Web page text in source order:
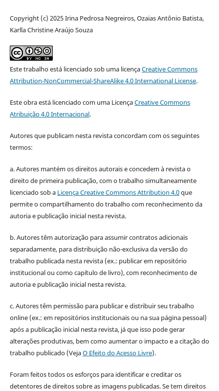
Copyright (c) 2025 Irina Pedrosa Negreiros, Ozaias Antônio Batista,
Karlla Christine Araújo Souza
Este trabalho está licenciado sob uma licençaCreative Commons
Attribution-NonCommercial-ShareAlike 4.0 International License.
Este obra está licenciado com uma LicençaCreative Commons
Atribuição 4.0 Internacional.
Autores que publicam nesta revista concordam com os seguintes
termos:
a. Autores mantém os direitos autorais e concedem à revista o
direito de primeira publicação, com o trabalho simultaneamente
licenciado sob a Licença Creative Commons Attribution 4.0que
permite o compartilhamento do trabalho com reconhecimento da
autoria e publicação inicial nesta revista.
b. Autores têm autorização para assumir contratos adicionais
separadamente, para distribuição não-exclusiva da versão do
trabalho publicada nesta revista (ex.: publicar em repositório
institucional ou como capítulo de livro), com reconhecimento de
autoria e publicação inicial nesta revista.
c. Autores têm permissão para publicar e distribuir seu trabalho
online (ex.: em repositórios institucionais ou na sua página pessoal)
após a publicação inicial nesta revista, já que isso pode gerar
alterações produtivas, bem como aumentar o impacto e a citação do
trabalho publicado (VejaO Efeito do Acesso Livre).
Foram feitos todos os esforços para identificar e creditar os
detentores de direitos sobre as imagens publicadas. Se tem direitos